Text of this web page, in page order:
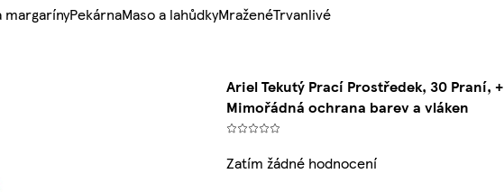
margarínyPekárnaMaso a lahůdkyMraženéTrvanlivé
Ariel Tekutý Prací Prostředek, 30 Praní, +
Mimořádná ochrana barev a vláken
Zatím žádné hodnocení